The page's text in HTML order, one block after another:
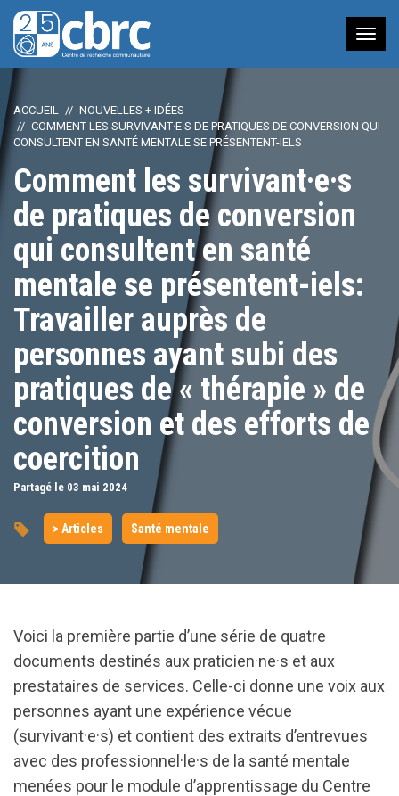
à
ACCUEIL
NOUVELLES + IDÉES
COMMENT LES SURVIVANT·E·S DE PRATIQUES DE CONVERSION QUI
CONSULTENT EN SANTÉ MENTALE SE PRÉSENTENT-IELS
Comment les survivant·e·s
de pratiques de conversion
qui consultent en santé
mentale se présentent-iels:
Travailler auprès de
personnes ayant subi des
pratiques de « thérapie » de
conversion et des efforts de
coercition
Partagé le 03 mai 2024
> Articles Santé mentale
Voici la première partie d’une série de quatre
documents destinés aux praticien·ne·s et aux
prestataires de services. Celle-ci donne une voix aux
personnes ayant une expérience vécue
(survivant·e·s) et contient des extraits d’entrevues
avec des professionnel·le·s de la santé mentale
menées pour le module d’apprentissage du Centre